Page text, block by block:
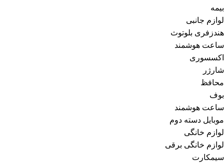
بیمه
لوازم جانبی
هندزفری بلوتوث
ساعت هوشمند
اکسسوری
شارژر
محافظ
بوف
ساعت هوشمند
موبایل دسته دوم
لوازم خانگی
لوازم خانگی برقی
سیمکارت